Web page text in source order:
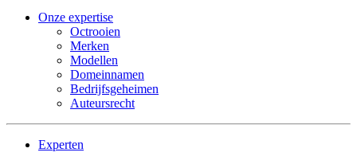
Onze expertise
Octrooien
Merken
Modellen
Domeinnamen
Bedrijfsgeheimen
Auteursrecht
Experten